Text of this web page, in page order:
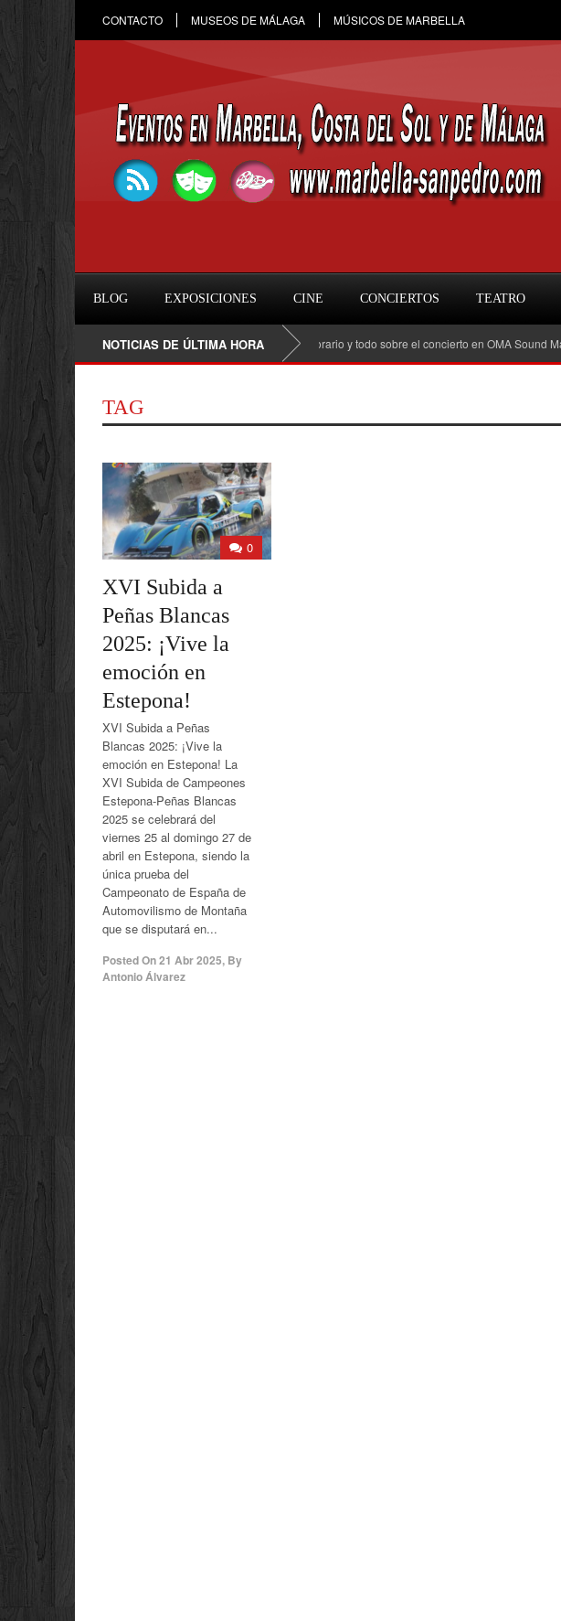
CONTACTO MUSEOS DE MÁLAGA MÚSICOS DE MARBELLA
BLOG EXPOSICIONES CINE CONCIERTOS TEATRO
NOTICIAS DE ÚLTIMA HORA
Raule en Marbella 2026: fecha, entradas, horario y todo sobre el concierto en OMA Sound Marbella
TAG
0
XVI Subida a
Peñas Blancas
2025: ¡Vive la
emoción en
Estepona!
XVI Subida a Peñas
Blancas 2025: ¡Vive la
emoción en Estepona! La
XVI Subida de Campeones
Estepona-Peñas Blancas
2025 se celebrará del
viernes 25 al domingo 27 de
abril en Estepona, siendo la
única prueba del
Campeonato de España de
Automovilismo de Montaña
que se disputará en...
Posted On21 Abr 2025, By
Antonio Álvarez